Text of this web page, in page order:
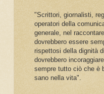
"Scrittori, giornalisti,
operatori della
generale, nel
dovrebbero essere
rispettosi della dignità
dovrebbero
sempre tutto ciò che è
sano nella vita".